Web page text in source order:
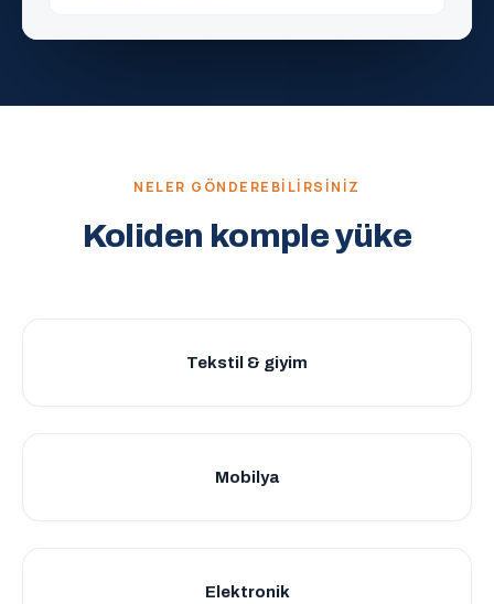
NELER GÖNDEREBILIRSINIZ
Koliden komple yüke
Tekstil & giyim
Mobilya
Elektronik